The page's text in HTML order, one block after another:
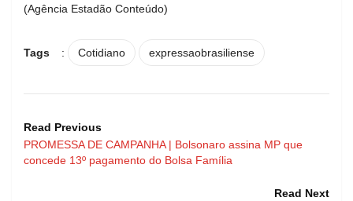
(Agência Estadão Conteúdo)
Tags : Cotidiano expressaobrasiliense
Read Previous
PROMESSA DE CAMPANHA | Bolsonaro assina MP que
concede 13º pagamento do Bolsa Família
Read Next